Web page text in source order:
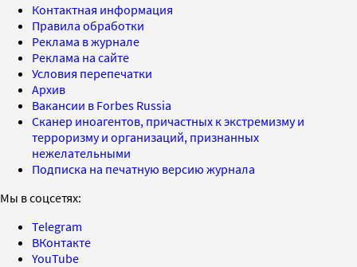
Контактная информация
Правила обработки
Реклама в журнале
Реклама на сайте
Условия перепечатки
Архив
Вакансии в Forbes Russia
Сканер иноагентов, причастных к экстремизму и
терроризму и организаций, признанных
нежелательными
Подписка на печатную версию журнала
Мы в соцсетях:
Telegram
ВКонтакте
YouTube